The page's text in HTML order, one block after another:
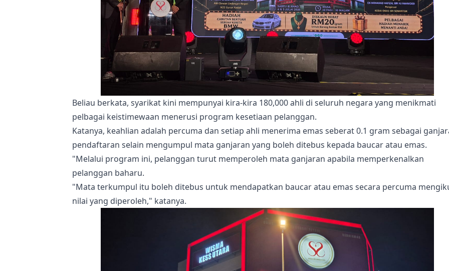
Beliau berkata, syarikat kini mempunyai kira-kira 180,000 ahli di seluruh negara yang menikmati
pelbagai keistimewaan menerusi program kesetiaan pelanggan.
Katanya, keahlian adalah percuma dan setiap ahli menerima emas seberat 0.1 gram sebagai
pendaftaran selain mengumpul mata ganjaran yang boleh ditebus kepada baucar atau emas.
"Melalui program ini, pelanggan turut memperoleh mata ganjaran apabila memperkenalkan
pelanggan baharu.
"Mata terkumpul itu boleh ditebus untuk mendapatkan baucar atau emas secara percuma
nilai yang diperoleh," katanya.